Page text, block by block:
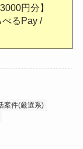
円分】
べるPay /
案件(厳選系)